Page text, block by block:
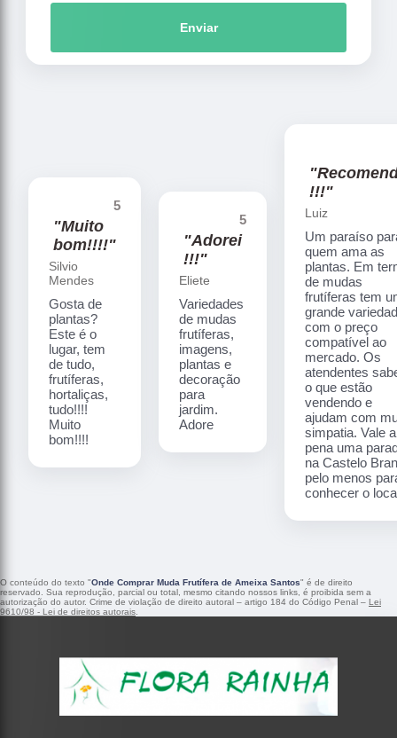
Enviar
5
"Muito
bom!!!!"
Silvio
Mendes
Gosta de
plantas?
Este é o
lugar, tem
de tudo,
frutíferas,
hortaliças,
tudo!!!!
Muito
bom!!!!
5
"Adorei
!!!"
Eliete
Variedades
de mudas
frutíferas,
imagens,
plantas e
decoração
para
jardim.
Adore
!!!"
Luiz
Um paraíso
quem ama as
plantas. Em
de mudas
frutíferas tem
grande
com o preço
compatível ao
mercado. Os
atendentes
o que estão
vendendo e
ajudam com
simpatia. Vale a
pena uma
na Castelo
pelo menos
conhecer o
O conteúdo do texto "Onde Comprar Muda Frutífera de Ameixa Santos" é de direito
reservado. Sua reprodução, parcial ou total, mesmo citando nossos links, é proibida sem a
autorização do autor. Crime de violação de direito autoral – artigo 184 do Código Penal – Lei
9610/98 - Lei de direitos autorais